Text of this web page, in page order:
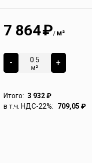
7 864₽/ м²
-
м²
+
Итого: 3 932₽
в т.ч. НДС-22%:
709,05 ₽